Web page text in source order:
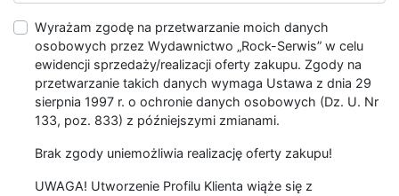
Wyrażam zgodę na przetwarzanie moich danych
osobowych przez Wydawnictwo „Rock-Serwis” w celu
ewidencji sprzedaży/realizacji oferty zakupu. Zgody na
przetwarzanie takich danych wymaga Ustawa z dnia 29
sierpnia 1997 r. o ochronie danych osobowych (Dz. U. Nr
133, poz. 833) z późniejszymi zmianami.
Brak zgody uniemożliwia realizację oferty zakupu!
UWAGA! Utworzenie Profilu Klienta wiąże się z